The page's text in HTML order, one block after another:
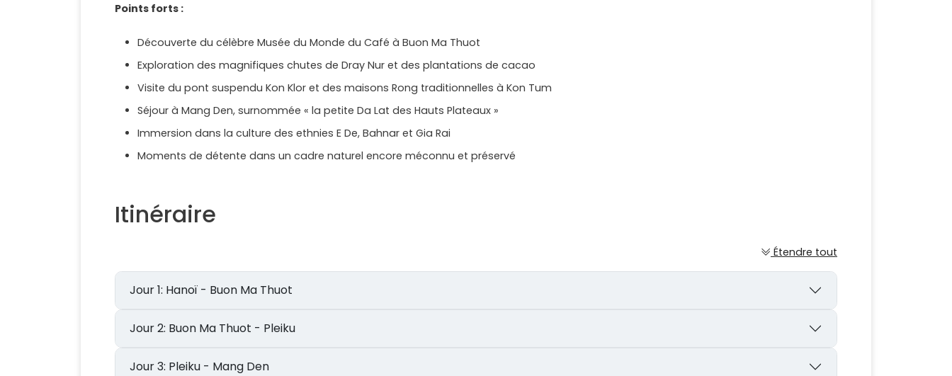
Points forts :
Découverte du célèbre Musée du Monde du Café à Buon Ma Thuot
Exploration des magnifiques chutes de Dray Nur et des plantations de cacao
Visite du pont suspendu Kon Klor et des maisons Rong traditionnelles à Kon Tum
Séjour à Mang Den, surnommée « la petite Da Lat des Hauts Plateaux »
Immersion dans la culture des ethnies E De, Bahnar et Gia Rai
Moments de détente dans un cadre naturel encore méconnu et préservé
Itinéraire
Étendre tout
Jour 1: Hanoï - Buon Ma Thuot
Jour 2: Buon Ma Thuot - Pleiku
Jour 3: Pleiku - Mang Den